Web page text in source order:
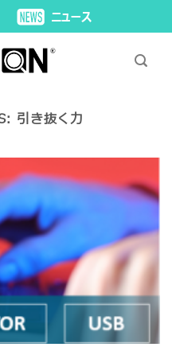
引き抜く力